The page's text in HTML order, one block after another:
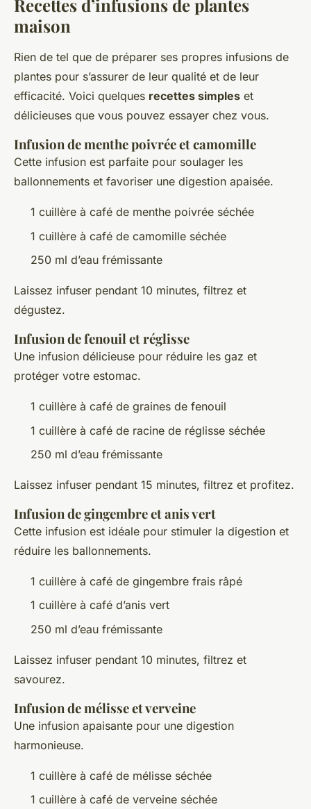
Recettes d’infusions de plantes
maison
Rien de tel que de préparer ses propres infusions de
plantes pour s’assurer de leur qualité et de leur
efficacité. Voici quelques recettes simples et
délicieuses que vous pouvez essayer chez vous.
Infusion de menthe poivrée et camomille
Cette infusion est parfaite pour soulager les
ballonnements et favoriser une digestion apaisée.
1 cuillère à café de menthe poivrée séchée
1 cuillère à café de camomille séchée
250 ml d’eau frémissante
Laissez infuser pendant 10 minutes, filtrez et
dégustez.
Infusion de fenouil et réglisse
Une infusion délicieuse pour réduire les gaz et
protéger votre estomac.
1 cuillère à café de graines de fenouil
1 cuillère à café de racine de réglisse séchée
250 ml d’eau frémissante
Laissez infuser pendant 15 minutes, filtrez et profitez.
Infusion de gingembre et anis vert
Cette infusion est idéale pour stimuler la digestion et
réduire les ballonnements.
1 cuillère à café de gingembre frais râpé
1 cuillère à café d’anis vert
250 ml d’eau frémissante
Laissez infuser pendant 10 minutes, filtrez et
savourez.
Infusion de mélisse et verveine
Une infusion apaisante pour une digestion
harmonieuse.
1 cuillère à café de mélisse séchée
1 cuillère à café de verveine séchée